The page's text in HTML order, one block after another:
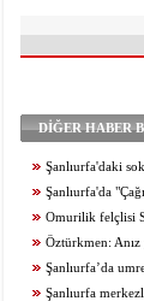
DİĞER HABER
Şanlıurfa'daki
Şanlıurfa'da
Omurilik felçlisi
dikkat çekti
Öztürkmen:
Şanlıurfa’da
Şanlıurfa